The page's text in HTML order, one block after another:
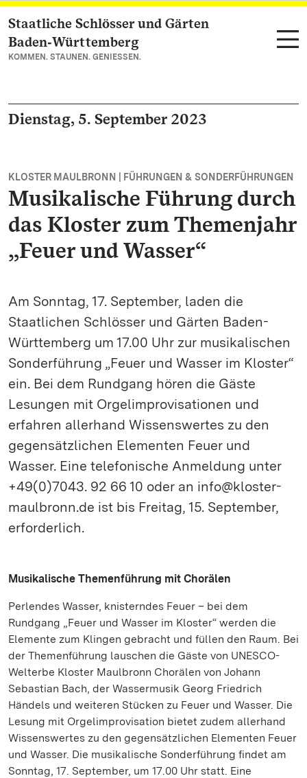
Zum Hauptinhalt springen
Staatliche Schlösser und Gärten
Baden‑Württemberg
KOMMEN. STAUNEN. GENIESSEN.
Dienstag, 5. September 2023
KLOSTER MAULBRONN | FÜHRUNGEN & SONDERFÜHRUNGEN
Musikalische Führung durch
das Kloster zum Themenjahr
„Feuer und Wasser“
Am Sonntag, 17. September, laden die
Staatlichen Schlösser und Gärten Baden-
Württemberg um 17.00 Uhr zur musikalischen
Sonderführung „Feuer und Wasser im Kloster“
ein. Bei dem Rundgang hören die Gäste
Lesungen mit Orgelimprovisationen und
erfahren allerhand Wissenswertes zu den
gegensätzlichen Elementen Feuer und
Wasser. Eine telefonische Anmeldung unter
+49(0)7043. 92 66 10 oder an info@kloster-
maulbronn.de ist bis Freitag, 15. September,
erforderlich.
Musikalische Themenführung mit Chorälen
Perlendes Wasser, knisterndes Feuer – bei dem
Rundgang „Feuer und Wasser im Kloster“ werden die
Elemente zum Klingen gebracht und füllen den Raum. Bei
der Themenführung lauschen die Gäste von UNESCO-
Welterbe Kloster Maulbronn Chorälen von Johann
Sebastian Bach, der Wassermusik Georg Friedrich
Händels und weiteren Stücken zu Feuer und Wasser. Die
Lesung mit Orgelimprovisation bietet zudem allerhand
Wissenswertes zu den gegensätzlichen Elementen Feuer
und Wasser. Die musikalische Sonderführung findet am
Sonntag, 17. September, um 17.00 Uhr statt. Eine